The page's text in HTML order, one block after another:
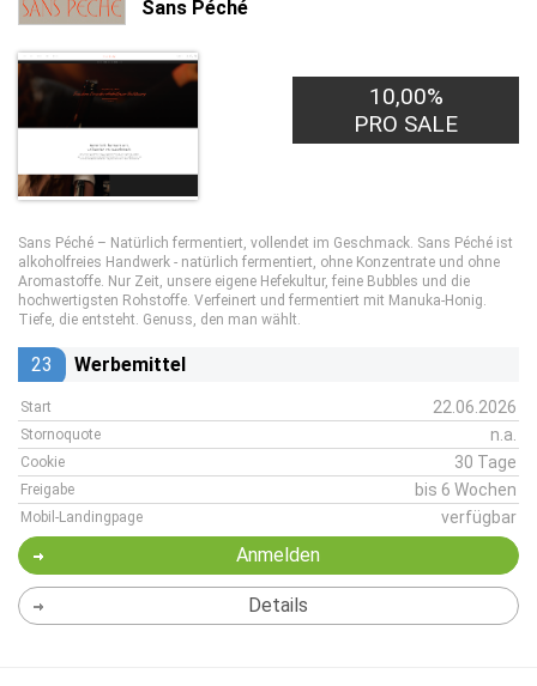
Sans Péché
10,00%
PRO SALE
Sans Péché – Natürlich fermentiert, vollendet im Geschmack. Sans Péché ist
alkoholfreies Handwerk - natürlich fermentiert, ohne Konzentrate und ohne
Aromastoffe. Nur Zeit, unsere eigene Hefekultur, feine Bubbles und die
hochwertigsten Rohstoffe. Verfeinert und fermentiert mit Manuka-Honig.
Tiefe, die entsteht. Genuss, den man wählt.
23 Werbemittel
Start 22.06.2026
Stornoquote n.a.
Cookie 30 Tage
Freigabe bis 6 Wochen
Mobil-Landingpage verfügbar
Anmelden
Details